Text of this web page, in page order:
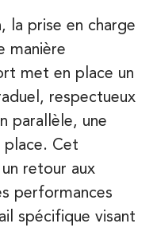
la prise en charge
manière
met en place un
respectueux
parallèle, une
place. Cet
retour aux
performances
spécifique visant
Boulogne-
Boulogne-Billancourt